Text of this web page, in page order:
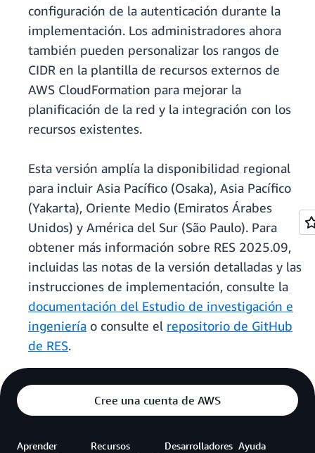
configuración de la autenticación durante la
implementación. Los administradores ahora
también pueden personalizar los rangos de
CIDR en la plantilla de recursos externos de
AWS CloudFormation para mejorar la
planificación de la red y la integración con los
recursos existentes.
Esta versión amplía la disponibilidad regional
para incluir Asia Pacífico (Osaka), Asia Pacífico
(Yakarta), Oriente Medio (Emiratos Árabes
Unidos) y América del Sur (São Paulo). Para
obtener más información sobre RES 2025.09,
incluidas las notas de la versión detalladas y las
instrucciones de implementación, consulte la
documentación del Estudio de investigación e
ingeniería o consulte el repositorio de GitHub
de RES.
Cree una cuenta de AWS
Aprender Recursos Desarrolladores Ayuda